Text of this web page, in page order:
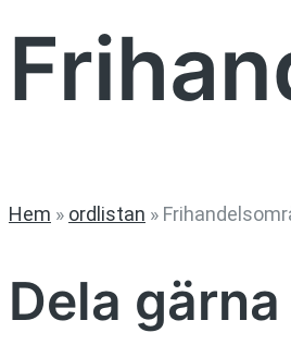
Hem » ordlistan »
Dela gärna